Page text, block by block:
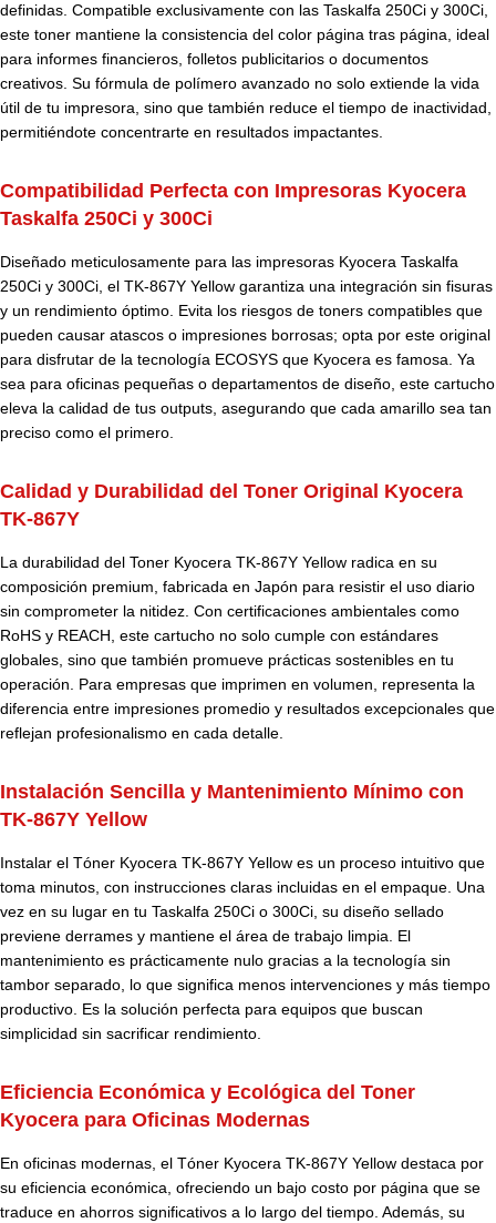
definidas. Compatible exclusivamente con las Taskalfa 250Ci y 300Ci,
este toner mantiene la consistencia del color página tras página, ideal
para informes financieros, folletos publicitarios o documentos
creativos. Su fórmula de polímero avanzado no solo extiende la vida
útil de tu impresora, sino que también reduce el tiempo de inactividad,
permitiéndote concentrarte en resultados impactantes.
Compatibilidad Perfecta con Impresoras Kyocera
Taskalfa 250Ci y 300Ci
Diseñado meticulosamente para las impresoras Kyocera Taskalfa
250Ci y 300Ci, el TK-867Y Yellow garantiza una integración sin fisuras
y un rendimiento óptimo. Evita los riesgos de toners compatibles que
pueden causar atascos o impresiones borrosas; opta por este original
para disfrutar de la tecnología ECOSYS que Kyocera es famosa. Ya
sea para oficinas pequeñas o departamentos de diseño, este cartucho
eleva la calidad de tus outputs, asegurando que cada amarillo sea tan
preciso como el primero.
Calidad y Durabilidad del Toner Original Kyocera
TK-867Y
La durabilidad del Toner Kyocera TK-867Y Yellow radica en su
composición premium, fabricada en Japón para resistir el uso diario
sin comprometer la nitidez. Con certificaciones ambientales como
RoHS y REACH, este cartucho no solo cumple con estándares
globales, sino que también promueve prácticas sostenibles en tu
operación. Para empresas que imprimen en volumen, representa la
diferencia entre impresiones promedio y resultados excepcionales que
reflejan profesionalismo en cada detalle.
Instalación Sencilla y Mantenimiento Mínimo con
TK-867Y Yellow
Instalar el Tóner Kyocera TK-867Y Yellow es un proceso intuitivo que
toma minutos, con instrucciones claras incluidas en el empaque. Una
vez en su lugar en tu Taskalfa 250Ci o 300Ci, su diseño sellado
previene derrames y mantiene el área de trabajo limpia. El
mantenimiento es prácticamente nulo gracias a la tecnología sin
tambor separado, lo que significa menos intervenciones y más tiempo
productivo. Es la solución perfecta para equipos que buscan
simplicidad sin sacrificar rendimiento.
Eficiencia Económica y Ecológica del Toner
Kyocera para Oficinas Modernas
En oficinas modernas, el Tóner Kyocera TK-867Y Yellow destaca por
su eficiencia económica, ofreciendo un bajo costo por página que se
traduce en ahorros significativos a lo largo del tiempo. Además, su